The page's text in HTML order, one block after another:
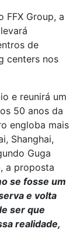
FFX Group, a
de
centers nos
e reunirá um
50 anos da
engloba mais
Shanghai,
Guga
a proposta
se fosse um
e volta
ser que
realidade,